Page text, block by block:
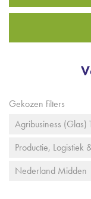
Gekozen filters
Agribusiness (Glas)
Productie, Logistiek
Nederland Midden